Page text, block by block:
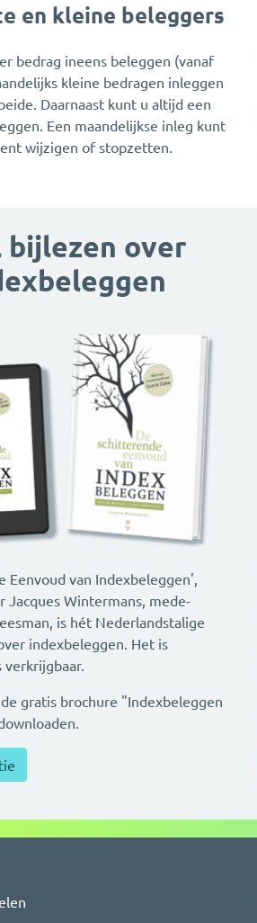
en kleine beleggers
bedrag ineens beleggen (vanaf
kleine bedragen inleggen
Daarnaast kunt u altijd een
Een maandelijkse inleg kunt
wijzigen of stopzetten.
bijlezen over
Eenvoud van Indexbeleggen',
Jacques Wintermans, mede-
is hét Nederlandstalige
indexbeleggen. Het is
verkrijgbaar.
gratis brochure "Indexbeleggen